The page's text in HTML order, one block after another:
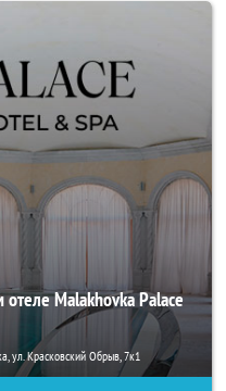
Malakhovka Palace
ул. Красковский Обрыв, 7к1